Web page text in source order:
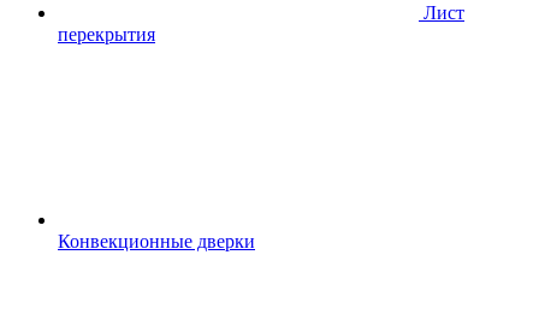
Лист
перекрытия
Конвекционные дверки